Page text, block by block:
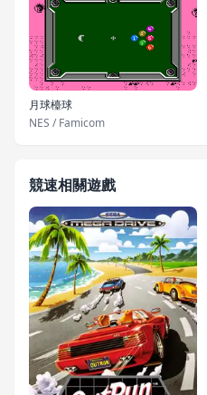
月球檯球
NES / Famicom
競速相關遊戲